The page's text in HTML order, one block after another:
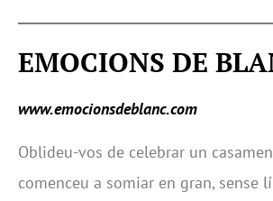
EMOCIONS DE
www.emocionsdeblanc.com
Oblideu-vos de celebrar un
comenceu a somiar en gran, sense